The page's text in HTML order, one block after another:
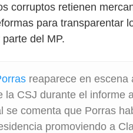
corruptos retienen
para transparentar
del MP.
reaparece en escena
la CSJ durante el informe
se comenta que Porras
promoviendo a